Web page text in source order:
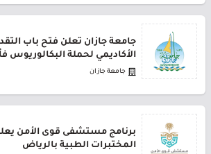
جامعة جازان تعلن فتح باب
الأكاديمي لحملة البكالوريوس
جامعة جازان
برنامج مستشفى قوى الأمن
المختبرات الطبية بالرياض